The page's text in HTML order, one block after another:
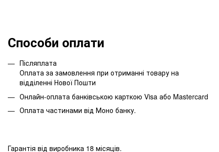
Способи оплати
Післяплата
Оплата за замовлення при отриманні товару на
відділенні Нової Пошти
Онлайн-оплата банківською карткою Visa або Mastercard
Оплата частинами від Моно банку.
Гарантія від виробника 18 місяців.